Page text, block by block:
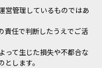
営管理しているものではあ
責任で判断したうえでご活
って生じた損失や不都合な
します。